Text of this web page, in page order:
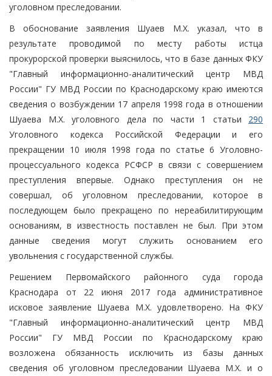
уголовном преследовании.
В обоснование заявления Шуаев М.Х. указал, что в
результате проводимой по месту работы истца
прокурорской проверки выяснилось, что в базе данных ФКУ
"Главный информационно-аналитический центр МВД
России" ГУ МВД России по Краснодарскому краю имеются
сведения о возбуждении 17 апреля 1998 года в отношении
Шуаева М.Х. уголовного дела по части 1 статьи 290
Уголовного кодекса Российской Федерации и его
прекращении 10 июля 1998 года по статье 6 Уголовно-
процессуального кодекса РСФСР в связи с совершением
преступления впервые. Однако преступления он не
совершал, об уголовном преследовании, которое в
последующем было прекращено по нереабилитирующим
основаниям, в известность поставлен не был. При этом
данные сведения могут служить основанием его
увольнения с государственной службы.
Решением Первомайского районного суда города
Краснодара от 22 июня 2017 года административное
исковое заявление Шуаева М.Х. удовлетворено. На ФКУ
"Главный информационно-аналитический центр МВД
России" ГУ МВД России по Краснодарскому краю
возложена обязанность исключить из базы данных
сведения об уголовном преследовании Шуаева М.Х. и о